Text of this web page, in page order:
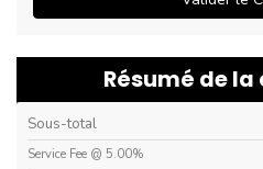
Résumé de
Sous-total
Service Fee @ 5.00%